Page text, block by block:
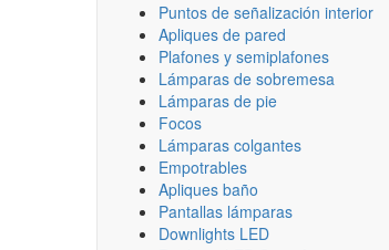
Puntos de señalización interior
Apliques de pared
Plafones y semiplafones
Lámparas de sobremesa
Lámparas de pie
Focos
Lámparas colgantes
Empotrables
Apliques baño
Pantallas lámparas
Downlights LED